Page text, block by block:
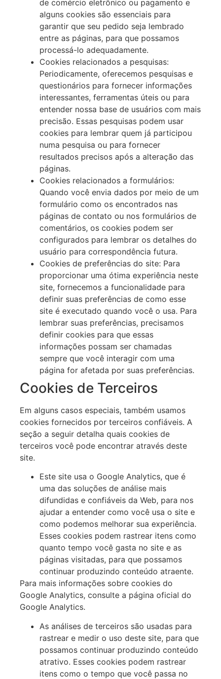
de comércio eletrônico ou pagamento e
alguns cookies são essenciais para
garantir que seu pedido seja lembrado
entre as páginas, para que possamos
processá-lo adequadamente.
Cookies relacionados a pesquisas:
Periodicamente, oferecemos pesquisas e
questionários para fornecer informações
interessantes, ferramentas úteis ou para
entender nossa base de usuários com mais
precisão. Essas pesquisas podem usar
cookies para lembrar quem já participou
numa pesquisa ou para fornecer
resultados precisos após a alteração das
páginas.
Cookies relacionados a formulários:
Quando você envia dados por meio de um
formulário como os encontrados nas
páginas de contato ou nos formulários de
comentários, os cookies podem ser
configurados para lembrar os detalhes do
usuário para correspondência futura.
Cookies de preferências do site: Para
proporcionar uma ótima experiência neste
site, fornecemos a funcionalidade para
definir suas preferências de como esse
site é executado quando você o usa. Para
lembrar suas preferências, precisamos
definir cookies para que essas
informações possam ser chamadas
sempre que você interagir com uma
página for afetada por suas preferências.
Cookies de Terceiros
Em alguns casos especiais, também usamos
cookies fornecidos por terceiros confiáveis. A
seção a seguir detalha quais cookies de
terceiros você pode encontrar através deste
site.
Este site usa o Google Analytics, que é
uma das soluções de análise mais
difundidas e confiáveis da Web, para nos
ajudar a entender como você usa o site e
como podemos melhorar sua experiência.
Esses cookies podem rastrear itens como
quanto tempo você gasta no site e as
páginas visitadas, para que possamos
continuar produzindo conteúdo atraente.
Para mais informações sobre cookies do
Google Analytics, consulte a página oficial do
Google Analytics.
As análises de terceiros são usadas para
rastrear e medir o uso deste site, para que
possamos continuar produzindo conteúdo
atrativo. Esses cookies podem rastrear
itens como o tempo que você passa no